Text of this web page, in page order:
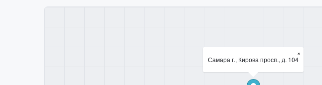
Самара г., Кирова просп., д. 104
×